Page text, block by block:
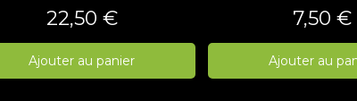
Prix
22,50 €
Ajouter au panier
Prix
7,50 €
Ajouter au